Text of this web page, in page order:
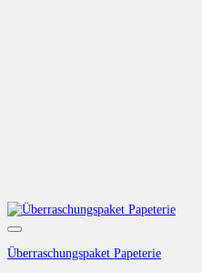
Überraschungspaket Papeterie